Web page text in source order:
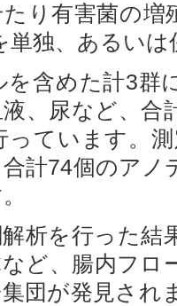
り有害菌の増
単独、あるい
含めた計3群
、尿など、合
っています。
計74個のア
析を行った結
ど、腸内フロ
団が発見され